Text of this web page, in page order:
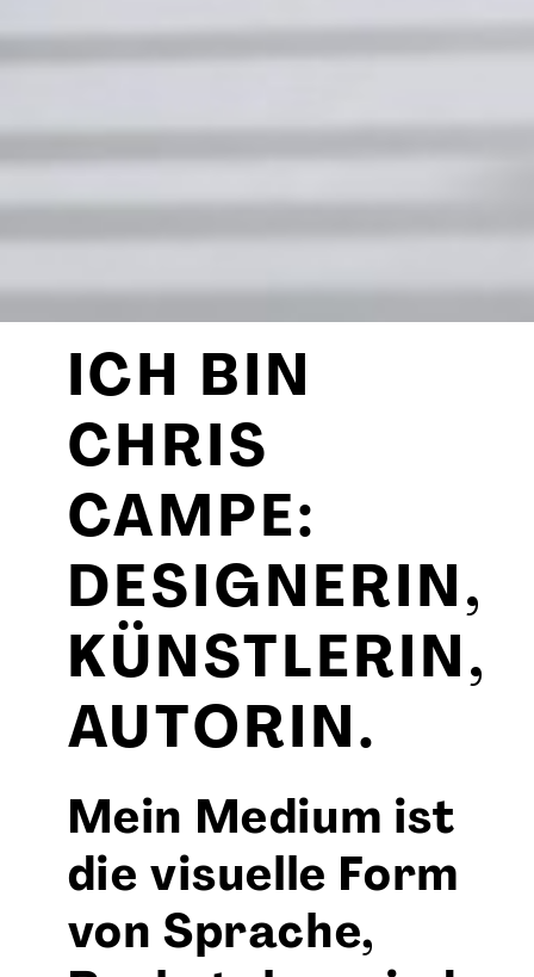
ICH BIN
CHRIS
CAMPE:
DESIGNERIN,
KÜNSTLERIN,
AUTORIN.
Mein Medium ist
die visuelle Form
von Sprache,